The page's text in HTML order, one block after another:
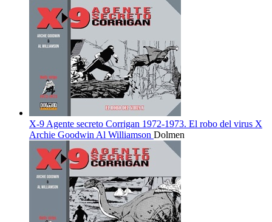
X-9 Agente secreto Corrigan 1972-1973. El robo del virus X
Archie Goodwin Al Williamson Dolmen